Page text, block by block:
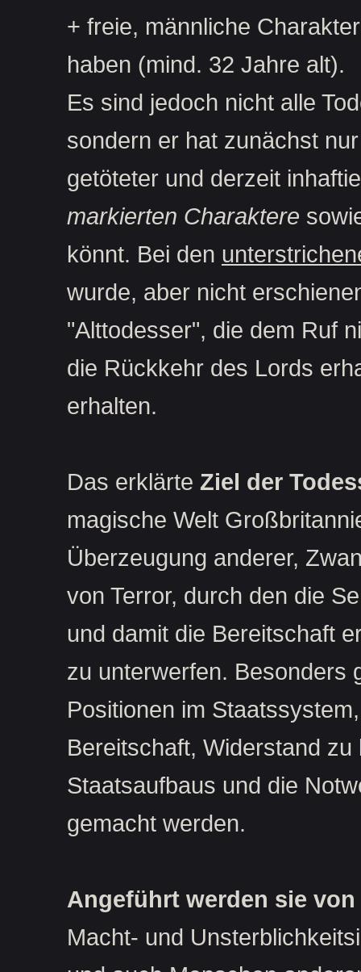
+ freie, männliche
haben (mind. 32 Jahre alt).
Es sind jedoch nicht alle
sondern er hat zunächst
getöteter und derzeit
markierten Charaktere
könnt. Bei den
wurde, aber nicht
"Alttodesser", die dem Ruf
die Rückkehr des Lords
erhalten.
Das erklärte Ziel der
magische Welt
Überzeugung anderer,
von Terror, durch den die
und damit die Bereitschaft
zu unterwerfen. Besonders
Positionen im
Bereitschaft, Widerstand
Staatsaufbaus und die
gemacht werden.
Angeführt werden sie
Macht- und